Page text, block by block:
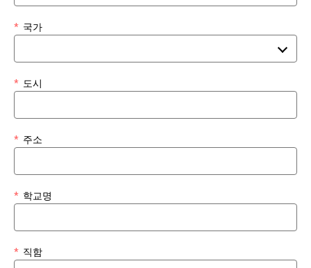
국가
*
도시
*
주소
*
학교명
*
직함
*